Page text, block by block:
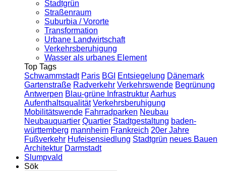
Stadtgrün
Straßenraum
Suburbia / Vororte
Transformation
Urbane Landwirtschaft
Verkehrsberuhigung
Wasser als urbanes Element
Top Tags
Schwammstadt Paris BGI Entsiegelung Dänemark
Gartenstraße Radverkehr Verkehrswende Begrünung
Antwerpen Blau-grüne InfrastrukturAarhus
Aufenthaltsqualität Verkehrsberuhigung
Mobilitätswende Fahrradparken Neubau
Neubauquartier Quartier Stadtgestaltung baden-
württemberg mannheim Frankreich 20er Jahre
Fußverkehr Hufeisensiedlung Stadtgrün neues Bauen
Architektur Darmstadt
Slumpvald
Sök